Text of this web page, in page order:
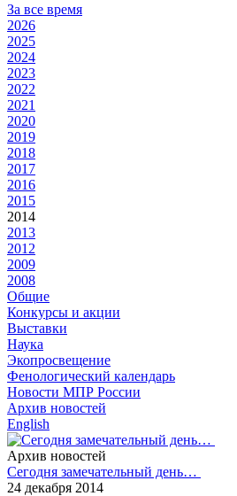
За все время
2026
2025
2024
2023
2022
2021
2020
2019
2018
2017
2016
2015
2014
2013
2012
2009
2008
Общие
Конкурсы и акции
Выставки
Наука
Экопросвещение
Фенологический календарь
Новости МПР России
Архив новостей
English
Архив новостей
Сегодня замечательный день…
24 декабря 2014